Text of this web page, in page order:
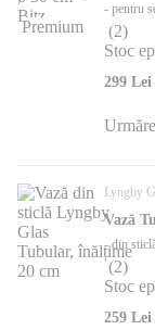
Premium
- pentru
(2)
Stoc
299 Lei
Lyngby
Vază
- din
(2)
Stoc
259 Lei